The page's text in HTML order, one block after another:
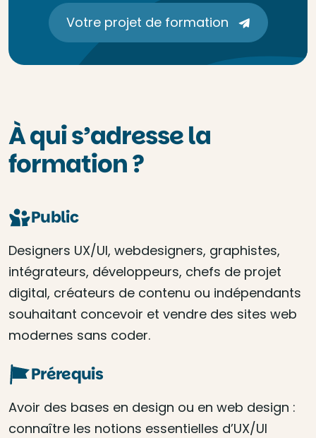
Votre projet de formation
À qui s’adresse la
formation ?
Public
Designers UX/UI, webdesigners, graphistes,
intégrateurs, développeurs, chefs de projet
digital, créateurs de contenu ou indépendants
souhaitant concevoir et vendre des sites web
modernes sans coder.
Prérequis
Avoir des bases en design ou en web design :
connaître les notions essentielles d’UX/UI